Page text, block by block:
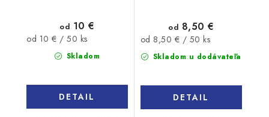
Skladom
od 10 €
Jednotková
od 10 € / 50 ks
DETAIL
Skladom u dodávateľa
od 8,50 €
Jednotková
cena:
od 8,50 € / 50 ks
DETAIL